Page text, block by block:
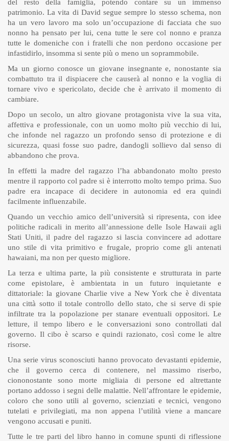
del resto della famiglia, potendo contare su un immenso
patrimonio. La vita di David segue sempre lo stesso schema, non
ha un vero lavoro ma solo un’occupazione di facciata che suo
nonno ha pensato per lui, cena tutte le sere col nonno e pranza
tutte le domeniche con i fratelli che non perdono occasione per
infastidirlo, insomma si sente più o meno un soprammobile.
Ma un giorno conosce un giovane insegnante e, nonostante sia
combattuto tra il dispiacere che causerà al nonno e la voglia di
tornare vivo e spericolato, decide che è arrivato il momento di
cambiare.
Dopo un secolo, un altro giovane protagonista vive la sua vita,
affettiva e professionale, con un uomo molto più vecchio di lui,
che infonde nel ragazzo un profondo senso di protezione e di
sicurezza, quasi fosse suo padre, dandogli sollievo dal senso di
abbandono che prova.
In effetti la madre del ragazzo l’ha abbandonato molto presto
mentre il rapporto col padre si è interrotto molto tempo prima. Suo
padre era incapace di decidere in autonomia ed era quindi
facilmente influenzabile.
Quando un vecchio amico dell’università si ripresenta, con idee
politiche radicali in merito all’annessione delle Isole Hawaii agli
Stati Uniti, il padre del ragazzo si lascia convincere ad adottare
uno stile di vita primitivo e frugale, proprio come gli antenati
hawaiani, ma non per questo migliore.
La terza e ultima parte, la più consistente e strutturata in parte
come epistolare, è ambientata in un futuro inquietante e
dittatoriale: la giovane Charlie vive a New York che è diventata
una città sotto il totale controllo dello stato, che si serve di spie
infiltrate tra la popolazione per stanare eventuali oppositori. Le
letture, il tempo libero e le conversazioni sono controllati dal
governo. Il cibo è scarso e quindi razionato, così come le altre
risorse.
Una serie virus sconosciuti hanno provocato devastanti epidemie,
che il governo cerca di contenere, nel massimo riserbo,
ciononostante sono morte migliaia di persone ed altrettante
portano addosso i segni delle malattie. Nell’affrontare le epidemie,
coloro che sono utili al governo, scienziati e tecnici, vengono
tutelati e privilegiati, ma non appena l’utilità viene a mancare
vengono accusati e puniti.
Tutte le tre parti del libro hanno in comune spunti di riflessione